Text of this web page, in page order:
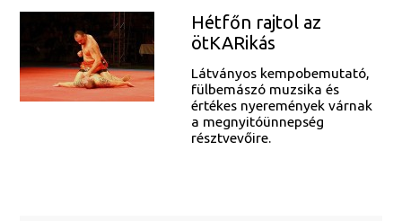
Hétfőn rajtol az
ötKARikás
Látványos kempobemutató,
fülbemászó muzsika és
értékes nyeremények várnak
a megnyitóünnepség
résztvevőire.